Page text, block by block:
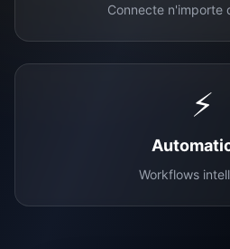
Connecte n'importe
⚡
Workflows